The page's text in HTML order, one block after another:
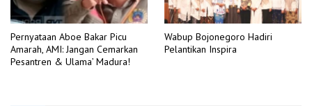
Pernyataan Aboe Bakar Picu
Amarah, AMI: Jangan Cemarkan
Pesantren & Ulama’ Madura!
Wabup Bojonegoro Hadiri
Pelantikan Inspira